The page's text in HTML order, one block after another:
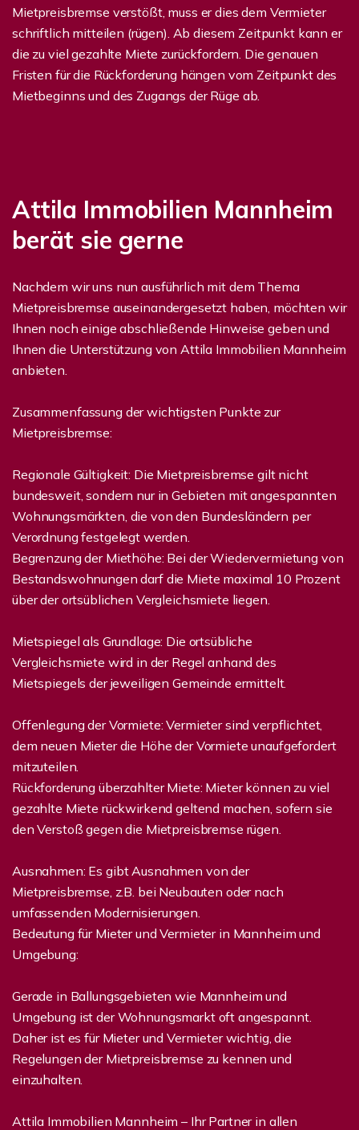
Mietpreisbremse verstößt, muss er dies dem Vermieter
schriftlich mitteilen (rügen). Ab diesem Zeitpunkt kann er
die zu viel gezahlte Miete zurückfordern. Die genauen
Fristen für die Rückforderung hängen vom Zeitpunkt des
Mietbeginns und des Zugangs der Rüge ab.
Attila Immobilien Mannheim
berät sie gerne
Nachdem wir uns nun ausführlich mit dem Thema
Mietpreisbremse auseinandergesetzt haben, möchten wir
Ihnen noch einige abschließende Hinweise geben und
Ihnen die Unterstützung von Attila Immobilien Mannheim
anbieten.
Zusammenfassung der wichtigsten Punkte zur
Mietpreisbremse:
Regionale Gültigkeit: Die Mietpreisbremse gilt nicht
bundesweit, sondern nur in Gebieten mit angespannten
Wohnungsmärkten, die von den Bundesländern per
Verordnung festgelegt werden.
Begrenzung der Miethöhe: Bei der Wiedervermietung von
Bestandswohnungen darf die Miete maximal 10 Prozent
über der ortsüblichen Vergleichsmiete liegen.
Mietspiegel als Grundlage: Die ortsübliche
Vergleichsmiete wird in der Regel anhand des
Mietspiegels der jeweiligen Gemeinde ermittelt.
Offenlegung der Vormiete: Vermieter sind verpflichtet,
dem neuen Mieter die Höhe der Vormiete unaufgefordert
mitzuteilen.
Rückforderung überzahlter Miete: Mieter können zu viel
gezahlte Miete rückwirkend geltend machen, sofern sie
den Verstoß gegen die Mietpreisbremse rügen.
Ausnahmen: Es gibt Ausnahmen von der
Mietpreisbremse, z.B. bei Neubauten oder nach
umfassenden Modernisierungen.
Bedeutung für Mieter und Vermieter in Mannheim und
Umgebung:
Gerade in Ballungsgebieten wie Mannheim und
Umgebung ist der Wohnungsmarkt oft angespannt.
Daher ist es für Mieter und Vermieter wichtig, die
Regelungen der Mietpreisbremse zu kennen und
einzuhalten.
Attila Immobilien Mannheim – Ihr Partner in allen